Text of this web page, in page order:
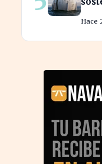
Hace